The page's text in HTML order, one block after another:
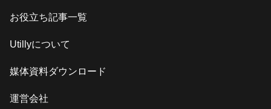
お役立ち記事一覧
Utillyについて
媒体資料ダウンロード
運営会社